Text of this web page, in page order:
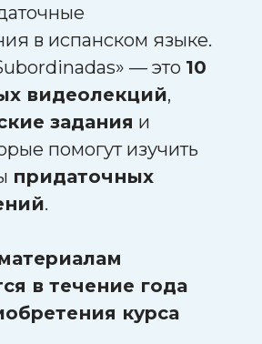
в испанском языке.
— это 10
видеолекций,
задания и
помогут изучить
придаточных
.
в течение года
курса